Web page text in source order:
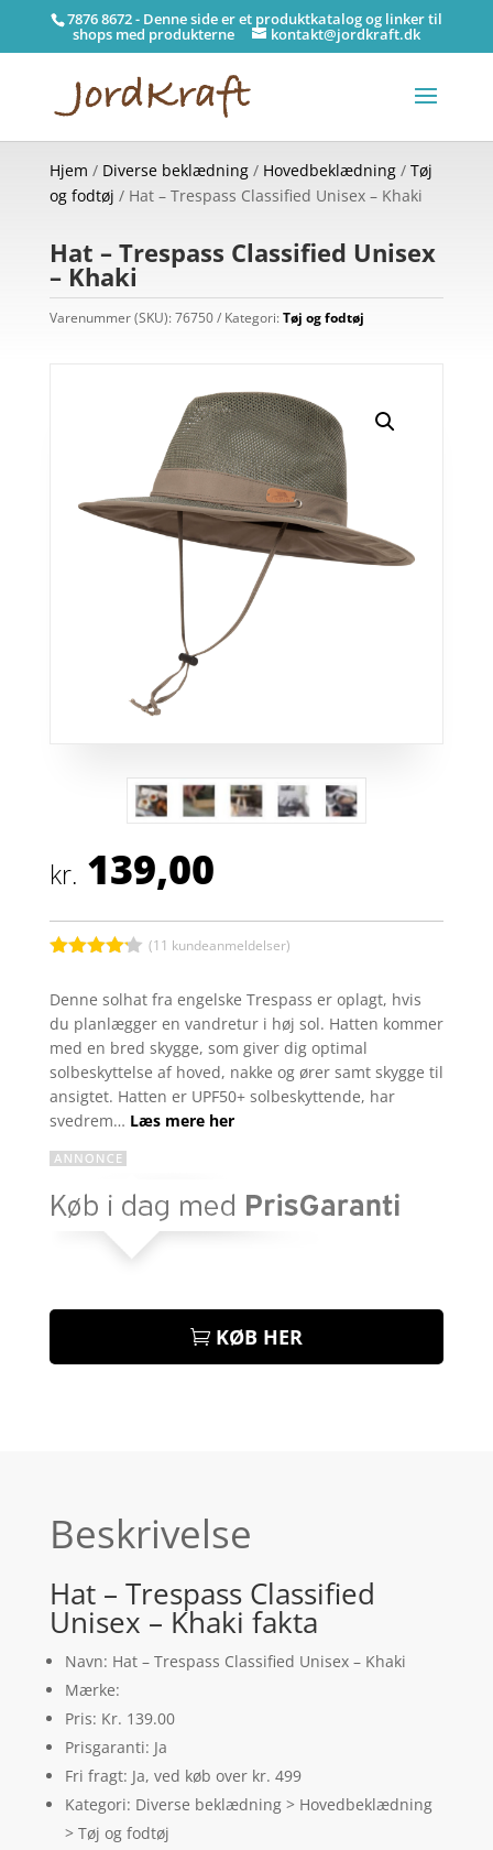
7876 8672 - Denne side er et produktkatalog og linker til
shops med produkterne kontakt@jordkraft.dk
Hjem / Diverse beklædning/ Hovedbeklædning/ Tøj
og fodtøj / Hat – Trespass Classified Unisex – Khaki
Hat – Trespass Classified Unisex
– Khaki
Varenummer (SKU):76750 Kategori:Tøj og fodtøj
kr. 139,00
ud af 5
baseret
på
kundebedø
mmelser
(11 kundeanmeldelser)
Denne solhat fra engelske Trespass er oplagt, hvis
du planlægger en vandretur i høj sol. Hatten kommer
med en bred skygge, som giver dig optimal
solbeskyttelse af hoved, nakke og ører samt skygge til
ansigtet. Hatten er UPF50+ solbeskyttende, har
svedrem… Læs mere her
KØB HER
Beskrivelse
Hat – Trespass Classified
Unisex – Khaki fakta
Navn: Hat – Trespass Classified Unisex – Khaki
Mærke:
Pris: Kr. 139.00
Prisgaranti: Ja
Fri fragt: Ja, ved køb over kr. 499
Kategori: Diverse beklædning > Hovedbeklædning
> Tøj og fodtøj